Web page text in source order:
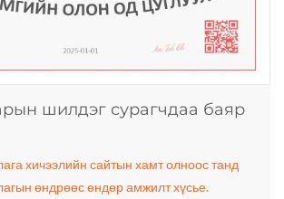
шилдэг сурагчдаа баяр
хичээлийн сайтын хамт олноос танд
өндрөөс өндөр амжилт хүсье.